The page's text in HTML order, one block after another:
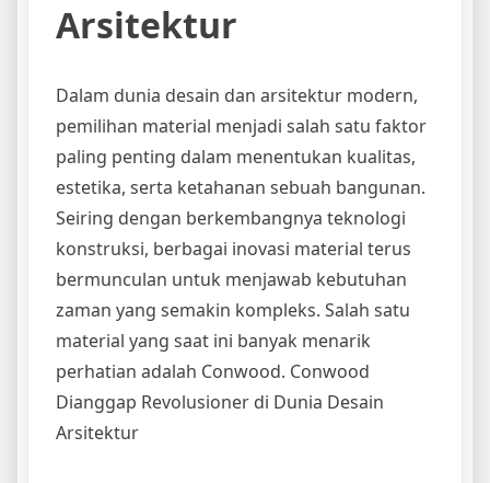
Arsitektur
Dalam dunia desain dan arsitektur modern,
pemilihan material menjadi salah satu faktor
paling penting dalam menentukan kualitas,
estetika, serta ketahanan sebuah bangunan.
Seiring dengan berkembangnya teknologi
konstruksi, berbagai inovasi material terus
bermunculan untuk menjawab kebutuhan
zaman yang semakin kompleks. Salah satu
material yang saat ini banyak menarik
perhatian adalah Conwood. Conwood
Dianggap Revolusioner di Dunia Desain
Arsitektur